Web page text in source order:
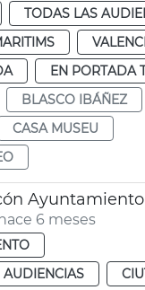
TODAS LAS
EN PORTADA
BLASCO IBÁÑEZ
CASA MUSEU
6 meses